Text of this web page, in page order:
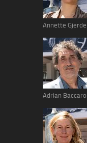
Annette
Adrian